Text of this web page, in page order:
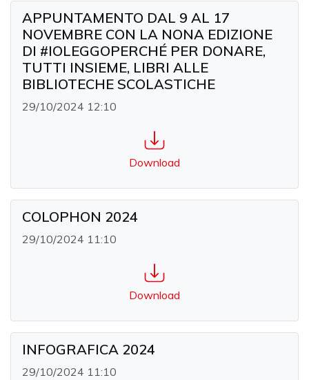
APPUNTAMENTO DAL 9 AL 17
NOVEMBRE CON LA NONA EDIZIONE
DI #IOLEGGOPERCHÉ PER DONARE,
TUTTI INSIEME, LIBRI ALLE
BIBLIOTECHE SCOLASTICHE
29/10/2024 12:10
Download
COLOPHON 2024
29/10/2024 11:10
Download
INFOGRAFICA 2024
29/10/2024 11:10